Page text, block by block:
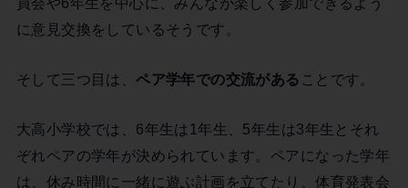
に意見交換をしているそうです。
そして三つ目は、ペア学年での交流がある ことです。
大高小学校では、6年生は1年生、5年生は3年生とそれ
ぞれペアの学年が決められています。ペアになった学年
は、休み時間に一緒に遊ぶ計画を立てたり、体育発表会